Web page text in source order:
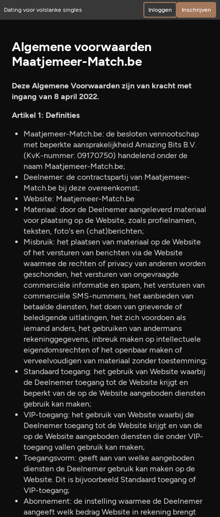
Dating voor volslanke singles Inloggen Inschrijven
Algemene voorwaarden
Maatjemeer-Match.be
Deze Algemene Voorwaarden zijn van kracht met
ingang van 8 april 2022.
Artikel 1: Definities
Maatjemeer-Match.be: de besloten vennootschap
met beperkte aansprakelijkheid Amazing Bits B.V.
(KvK-nummer: 09170750) handelend onder de
naam Maatjemeer-Match.be;
Deelnemer: de contractspartij van Maatjemeer-
Match.be bij deze overeenkomst;
Website: Maatjemeer-Match.be
Materiaal: door de Deelnemer aangeleverd materiaal
voor plaatsing op de Website, zoals profielnamen,
teksten, foto's en (chat)berichten;
Misbruik: het plaatsen van materiaal op de Website
of het versturen van berichten via de Website
waarmee de rechten of privacy van anderen worden
geschonden, het versturen van ongevraagde
commerciële informatie en spam, het versturen van
commerciële SMS-nummers, het aanbieden van
betaalde diensten, het doen van grievende of
beledigende uitlatingen, het zich voordoen als
iemand anders, het gebruiken van andermans
rekeninggegevens, inbreuk maken op intellectuele
eigendomsrechten of het openbaar maken of
verveelvoudigen van materiaal zonder toestemming;
Standaard toegang: het gebruik van Website waarbij
de Deelnemer toegang tot de Website krijgt en
beperkt van de op de Website aangeboden diensten
gebruik kan maken;
VIP-toegang: het gebruik van Website waarbij de
Deelnemer toegang tot de Website krijgt en van de
op de Website aangeboden diensten die onder VIP-
toegang vallen gebruik kan maken;
Toegangsvorm: geeft aan van welke aangeboden
diensten de Deelnemer gebruik kan maken op de
Website. Dit is bijvoorbeeld Standaard toegang of
VIP-toegang;
Abonnement: de instelling waarmee de Deelnemer
aangeeft welk bedrag Website in rekening brengt